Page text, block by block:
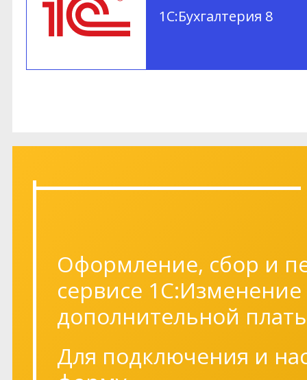
1С:Бухгалтерия 8
Оформление, сбор и
сервисе
дополнительной
Для подключения и